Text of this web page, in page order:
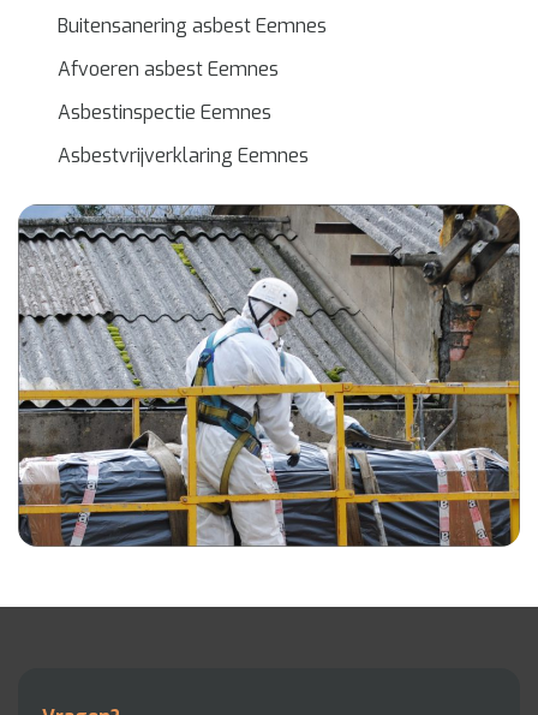
Buitensanering asbest Eemnes
Afvoeren asbest Eemnes
Asbestinspectie Eemnes
Asbestvrijverklaring Eemnes